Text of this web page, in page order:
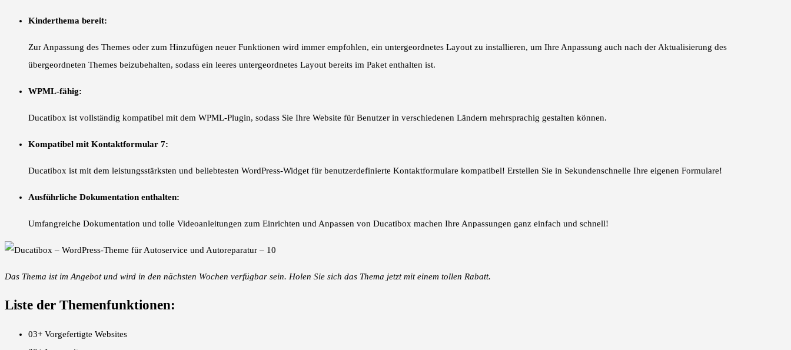
Kinderthema bereit:
Zur Anpassung des Themes oder zum Hinzufügen neuer Funktionen wird immer empfohlen, ein untergeordnetes Layout zu installieren, um Ihre Anpassung auch nach der Aktualisierung des
übergeordneten Themes beizubehalten, sodass ein leeres untergeordnetes Layout bereits im Paket enthalten ist.
WPML-fähig:
Ducatibox ist vollständig kompatibel mit dem WPML-Plugin, sodass Sie Ihre Website für Benutzer in verschiedenen Ländern mehrsprachig gestalten können.
Kompatibel mit Kontaktformular 7:
Ducatibox ist mit dem leistungsstärksten und beliebtesten WordPress-Widget für benutzerdefinierte Kontaktformulare kompatibel! Erstellen Sie in Sekundenschnelle Ihre eigenen Formulare!
Ausführliche Dokumentation enthalten:
Umfangreiche Dokumentation und tolle Videoanleitungen zum Einrichten und Anpassen von Ducatibox machen Ihre Anpassungen ganz einfach und schnell!
Das Thema ist im Angebot und wird in den nächsten Wochen verfügbar sein. Holen Sie sich das Thema jetzt mit einem tollen Rabatt.
Liste der Themenfunktionen:
03+ Vorgefertigte Websites